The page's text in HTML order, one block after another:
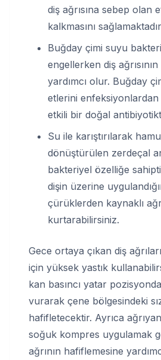
diş ağrısına sebep olan
kalkmasını
Buğday çimi suyu
engellerken diş
yardımcı olur. Buğday
etlerini
etkili bir doğal
Su ile karıştırılarak
dönüştürülen zerdeçal
bakteriyel özelliğe
dişin üzerine
çürüklerden kaynaklı
kurtarabilirsiniz.
Gece ortaya çıkan diş
için yüksek yastık
kan basıncı yatar
vurarak çene bölgesindeki
hafifletecektir. Ayrıca
soğuk kompres uygulamak
ağrının hafiflemesine